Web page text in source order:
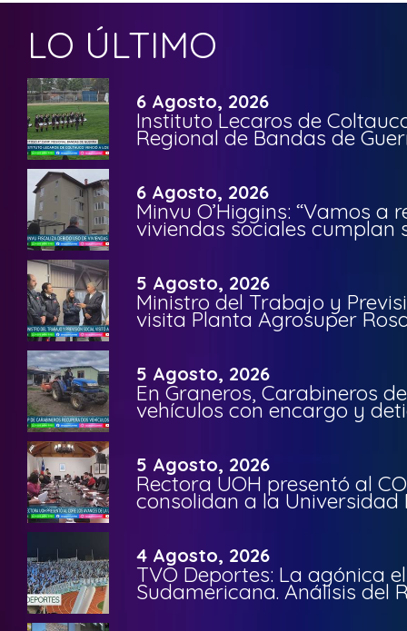
LO ÚLTIMO
6 Agosto, 2026
Instituto Lecaros de
Regional de Bandas de
6 Agosto, 2026
Minvu O’Higgins: “Vamos a
viviendas sociales cumplan
5 Agosto, 2026
Ministro del Trabajo y
visita Planta Agrosuper
5 Agosto, 2026
En Graneros, Carabineros
vehículos con encargo y
5 Agosto, 2026
Rectora UOH presentó al
consolidan a la Universidad
4 Agosto, 2026
TVO Deportes: La agónica
Sudamericana. Análisis del